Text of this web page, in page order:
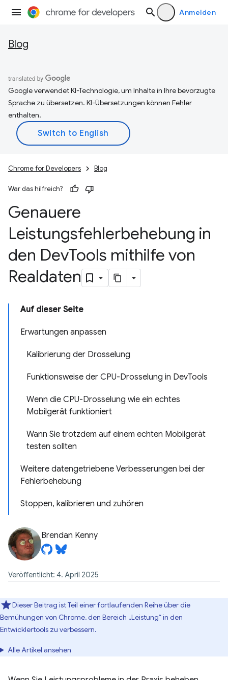
Anmelden
Blog
Google verwendet KI-Technologie, um Inhalte in Ihre bevorzugte
Sprache zu übersetzen. KI-Übersetzungen können Fehler
enthalten.
Chrome for Developers Blog
War das hilfreich?
Genauere
Leistungsfehlerbehebung in
den DevTools mithilfe von
Realdaten
Auf dieser Seite
Erwartungen anpassen
Kalibrierung der Drosselung
Funktionsweise der CPU-Drosselung in DevTools
Wenn die CPU-Drosselung wie ein echtes
Mobilgerät funktioniert
Wann Sie trotzdem auf einem echten Mobilgerät
testen sollten
Weitere datengetriebene Verbesserungen bei der
Fehlerbehebung
Stoppen, kalibrieren und zuhören
Brendan Kenny
Veröffentlicht: 4. April 2025
Dieser Beitrag ist Teil einer fortlaufenden Reihe über die
Bemühungen von Chrome, den Bereich „Leistung“ in den
Entwicklertools zu verbessern.
Alle Artikel ansehen